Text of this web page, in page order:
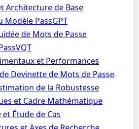
Architecture de Base
Modèle PassGPT
de Mots de Passe
et Performances
Devinette de Mots de Passe
de la Robustesse
et Cadre Mathématique
et Étude de Cas